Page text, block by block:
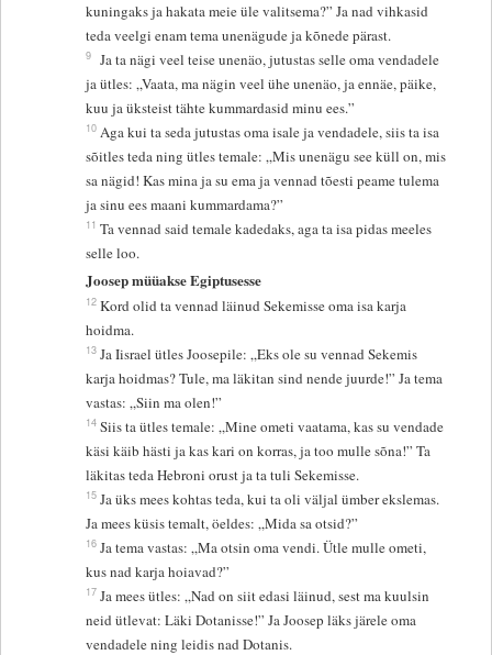
kuningaks ja hakata meie üle valitsema?” Ja nad vihkasid
teda veelgi enam tema unenägude ja kõnede pärast.
9 Ja ta nägi veel teise unenäo, jutustas selle oma vendadele
ja ütles: „Vaata, ma nägin veel ühe unenäo, ja ennäe, päike,
kuu ja üksteist tähte kummardasid minu ees.”
10 Aga kui ta seda jutustas oma isale ja vendadele, siis ta isa
sõitles teda ning ütles temale: „Mis unenägu see küll on, mis
sa nägid! Kas mina ja su ema ja vennad tõesti peame tulema
ja sinu ees maani kummardama?”
11 Ta vennad said temale kadedaks, aga ta isa pidas meeles
selle loo.
Joosep müüakse Egiptusesse
12 Kord olid ta vennad läinud Sekemisse oma isa karja
hoidma.
13 Ja Iisrael ütles Joosepile: „Eks ole su vennad Sekemis
karja hoidmas? Tule, ma läkitan sind nende juurde!” Ja tema
vastas: „Siin ma olen!”
14 Siis ta ütles temale: „Mine ometi vaatama, kas su vendade
käsi käib hästi ja kas kari on korras, ja too mulle sõna!” Ta
läkitas teda Hebroni orust ja ta tuli Sekemisse.
15 Ja üks mees kohtas teda, kui ta oli väljal ümber ekslemas.
Ja mees küsis temalt, öeldes: „Mida sa otsid?”
16 Ja tema vastas: „Ma otsin oma vendi. Ütle mulle ometi,
kus nad karja hoiavad?”
17 Ja mees ütles: „Nad on siit edasi läinud, sest ma kuulsin
neid ütlevat: Läki Dotanisse!” Ja Joosep läks järele oma
vendadele ning leidis nad Dotanis.